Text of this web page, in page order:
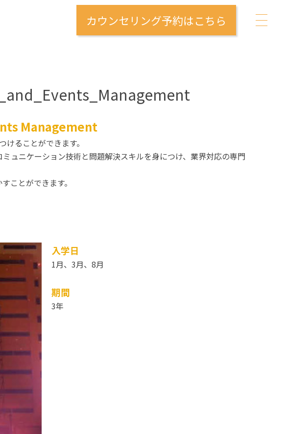
カウンセリング予約はこちら
Management
ることができます。
ュニケーション技術と問題解決スキルを身につけ、業界対応の専門
ことができます。
入学日
1月、3月、8月
期間
3年